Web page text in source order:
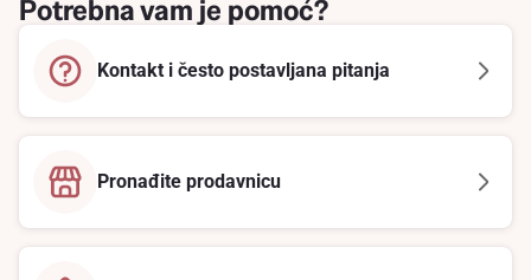
Potrebna vam je pomoć?
Kontakt i često postavljana pitanja
Pronađite prodavnicu